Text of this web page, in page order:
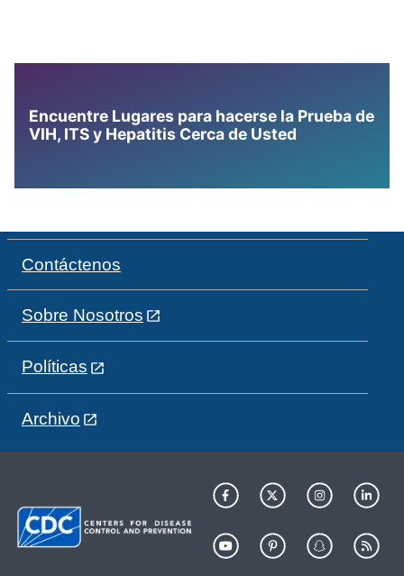
Encuentre Lugares para hacerse la Prueba de
VIH, ITS y Hepatitis Cerca de Usted
Contáctenos
Sobre Nosotros
Políticas
Archivo